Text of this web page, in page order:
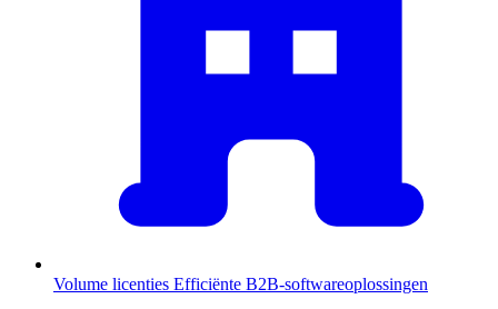
Volume licenties Efficiënte B2B-softwareoplossingen